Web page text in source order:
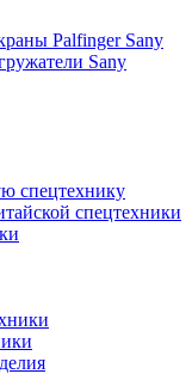
Palfinger Sany
Sany
спецтехнику
спецтехники